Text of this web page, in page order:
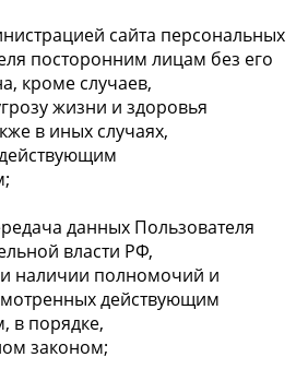
сайта персональных
посторонним лицам без его
кроме случаев,
жизни и здоровья
в иных случаях,
данных Пользователя
власти РФ,
наличии полномочий и
действующим
в порядке,
законом;